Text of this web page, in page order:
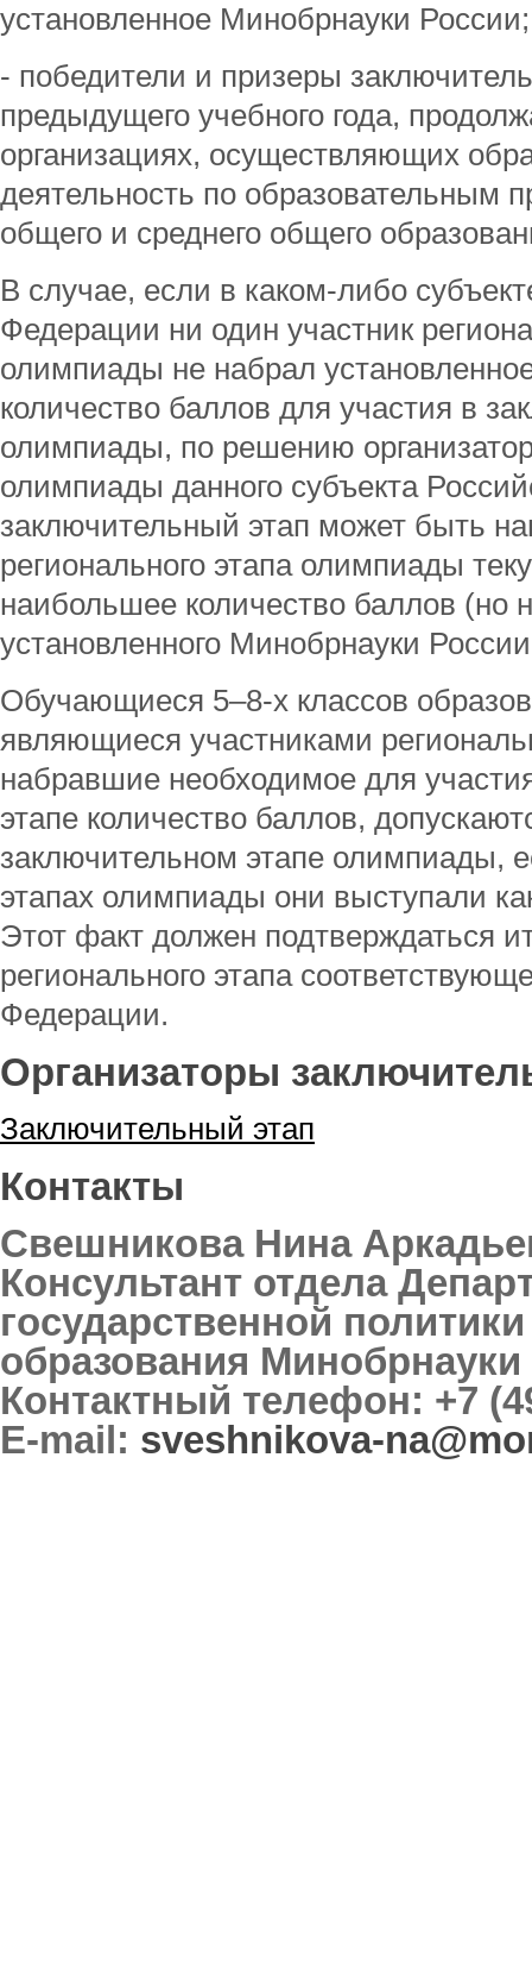
установленное Минобрнауки России;
- победители и призеры
предыдущего учебного года,
организациях, осуществляющих
деятельность по образовательным
общего и среднего общего
В случае, если в каком-либо
Федерации ни один участник
олимпиады не набрал
количество баллов для участия в
олимпиады, по решению
олимпиады данного субъекта
заключительный этап может быть
регионального этапа олимпиады
наибольшее количество баллов (но
установленного Минобрнауки
Обучающиеся 5–8-х классов
являющиеся участниками
набравшие необходимое для
этапе количество баллов,
заключительном этапе олимпиады,
этапах олимпиады они выступали
Этот факт должен подтверждаться
регионального этапа
Федерации.
Организаторы
Заключительный этап
Контакты
Свешникова Нина
Консультант отдела
государственной
образования
Контактный телефон: +7
E-mail: sveshnikova-